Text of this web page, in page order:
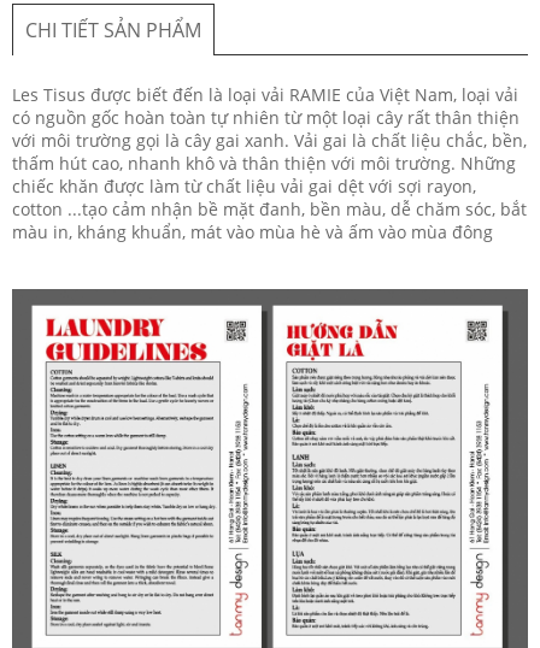
CHI TIẾT SẢN PHẨM
Les Tisus được biết đến là loại vải RAMIE của Việt Nam, loại vải
có nguồn gốc hoàn toàn tự nhiên từ một loại cây rất thân thiện
với môi trường gọi là cây gai xanh. Vải gai là chất liệu chắc, bền,
thấm hút cao, nhanh khô và thân thiện với môi trường. Những
chiếc khăn được làm từ chất liệu vải gai dệt với sợi rayon,
cotton ...tạo cảm nhận bề mặt đanh, bền màu, dễ chăm sóc, bắt
màu in, kháng khuẩn, mát vào mùa hè và ấm vào mùa đông